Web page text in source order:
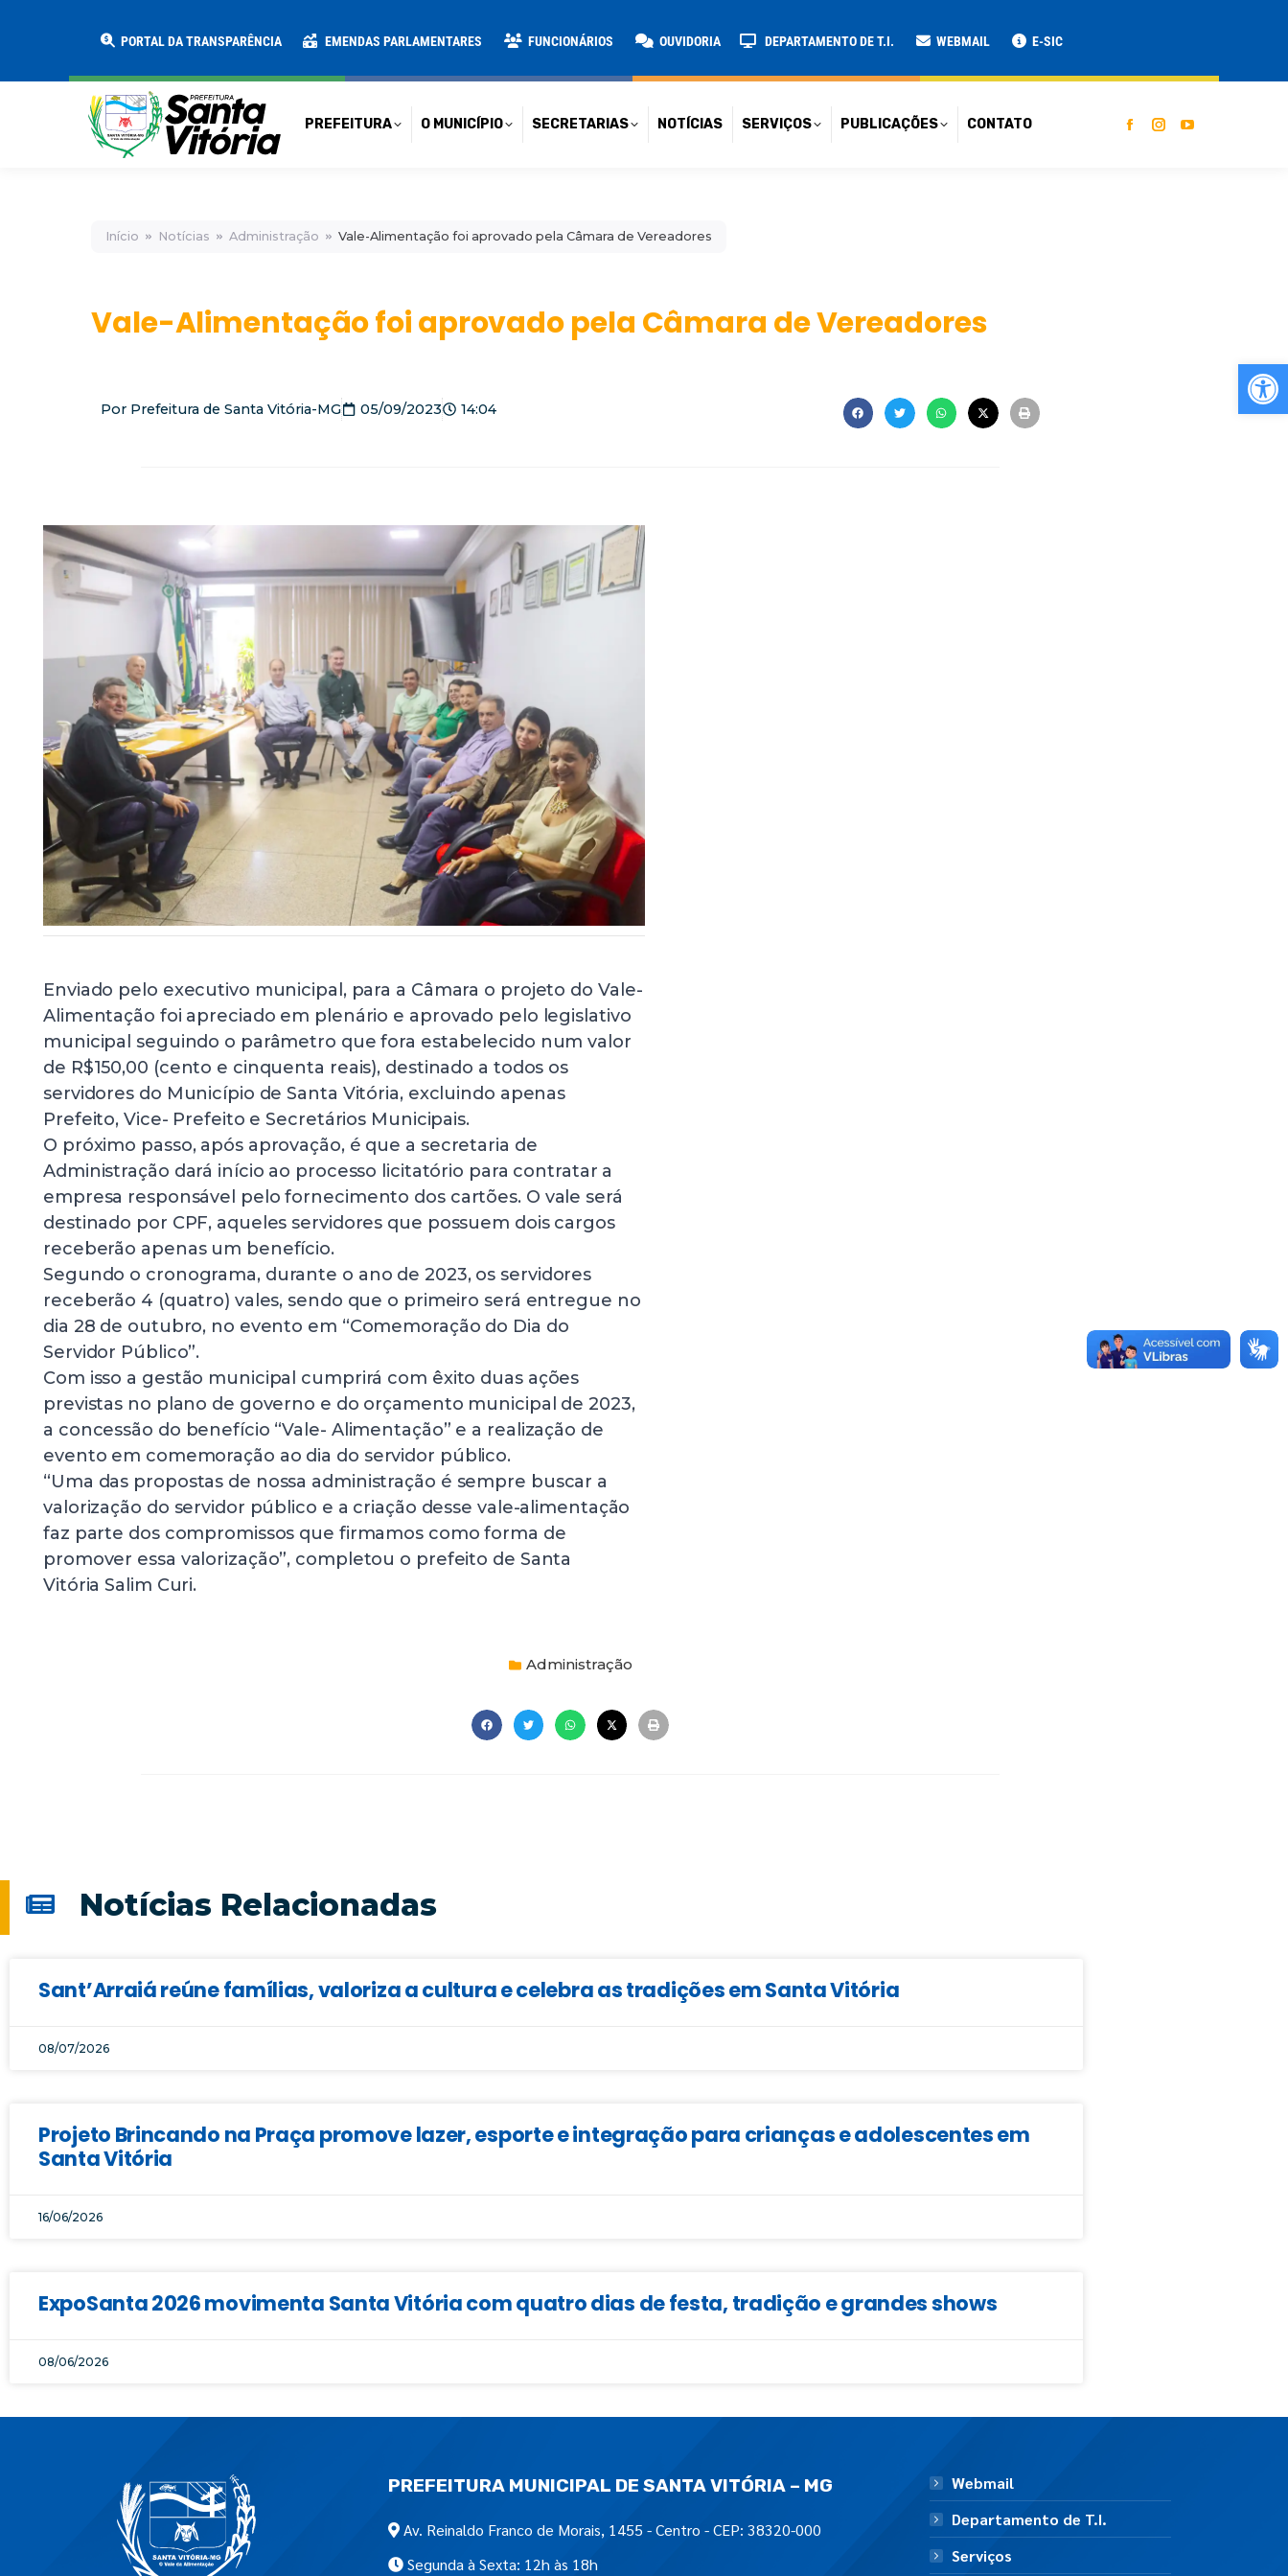
PORTAL DA TRANSPARÊNCIA EMENDAS PARLAMENTARES FUNCIONÁRIOS OUVIDORIA DEPARTAMENTO DE T.I. WEBMAIL E-SIC
PREFEITURA O MUNICÍPIO SECRETARIAS NOTÍCIAS SERVIÇOS PUBLICAÇÕES CONTATO
Início Notícias Administração Vale-Alimentação foi aprovado pela Câmara de Vereadores
Vale-Alimentação foi aprovado pela Câmara de Vereadores
Por Prefeitura de Santa Vitória-MG 05/09/2023 14:04
Enviado pelo executivo municipal, para a Câmara o projeto do Vale-
Alimentação foi apreciado em plenário e aprovado pelo legislativo
municipal seguindo o parâmetro que fora estabelecido num valor
de R$150,00 (cento e cinquenta reais), destinado a todos os
servidores do Município de Santa Vitória, excluindo apenas
Prefeito, Vice- Prefeito e Secretários Municipais.
O próximo passo, após aprovação, é que a secretaria de
Administração dará início ao processo licitatório para contratar a
empresa responsável pelo fornecimento dos cartões. O vale será
destinado por CPF, aqueles servidores que possuem dois cargos
receberão apenas um benefício.
Segundo o cronograma, durante o ano de 2023, os servidores
receberão 4 (quatro) vales, sendo que o primeiro será entregue no
dia 28 de outubro, no evento em “Comemoração do Dia do
Servidor Público”.
Com isso a gestão municipal cumprirá com êxito duas ações
previstas no plano de governo e do orçamento municipal de 2023,
a concessão do benefício “Vale- Alimentação” e a realização de
evento em comemoração ao dia do servidor público.
“Uma das propostas de nossa administração é sempre buscar a
valorização do servidor público e a criação desse vale-alimentação
faz parte dos compromissos que firmamos como forma de
promover essa valorização”, completou o prefeito de Santa
Vitória Salim Curi.
Administração
Notícias Relacionadas
Sant’Arraiá reúne famílias, valoriza a cultura e celebra as tradições em Santa Vitória
08/07/2026
Projeto Brincando na Praça promove lazer, esporte e integração para crianças e adolescentes em
Santa Vitória
16/06/2026
ExpoSanta 2026 movimenta Santa Vitória com quatro dias de festa, tradição e grandes shows
08/06/2026
PREFEITURA MUNICIPAL DE SANTA VITÓRIA – MG
Av. Reinaldo Franco de Morais, 1455 - Centro - CEP: 38320-000
Segunda à Sexta: 12h às 18h
Webmail
Departamento de T.I.
Serviços